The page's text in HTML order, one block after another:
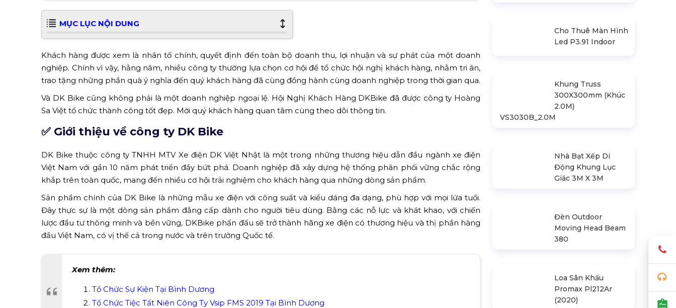
MỤC LỤC NỘI DUNG
Khách hàng được xem là nhân tố chính, quyết định đến toàn bộ doanh thu, lợi nhuận và sự phát của một doanh
nghiệp. Chính vì vậy, hằng năm, nhiều công ty thường lựa chọn cơ hội để tổ chức hội nghị khách hàng, nhằm tri ân,
trao tặng những phần quà ý nghĩa đến quý khách hàng đã cùng đồng hành cùng doanh nghiệp trong thời gian qua.
Và DK Bike cũng không phải là một doanh nghiệp ngoại lệ. Hội Nghị Khách Hàng DKBike đã được công ty Hoàng
Sa Việt tổ chức thành công tốt đẹp. Mời quý khách hàng quan tâm cùng theo dõi thông tin.
✅ Giới thiệu về công ty DK Bike
DK Bike thuộc công ty TNHH MTV Xe điện DK Việt Nhật là một trong những thương hiệu dẫn đầu ngành xe điện
Việt Nam với gần 10 năm phát triển đầy bứt phá. Doanh nghiệp đã xây dựng hệ thống phân phối vững chắc rộng
khắp trên toàn quốc, mang đến nhiều cơ hội trải nghiệm cho khách hàng qua những dòng sản phẩm.
Sản phẩm chính của DK Bike là những mẫu xe điện với công suất và kiểu dáng đa dạng, phù hợp với mọi lứa tuổi.
Đây thực sự là một dòng sản phẩm đẳng cấp dành cho người tiêu dùng. Bằng các nỗ lực và khát khao, với chiến
lược đầu tư thông minh và bền vững, DKBike phấn đấu sẽ trở thành hãng xe điện có thương hiệu và thị phần hàng
đầu Việt Nam, có vị thế cả trong nước và trên trường Quốc tế.
Xem thêm:
Tổ Chức Sự Kiện Tại Bình Dương
Tổ Chức Tiệc Tất Niên Công Ty Vsip FMS 2019 Tại Bình Dương
Cho Thuê Màn Hình
Khung Truss
380